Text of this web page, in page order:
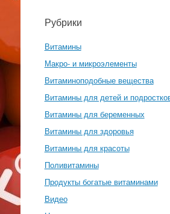
Рубрики
Витамины
Макро- и микроэлементы
Витаминоподобные вещества
Витамины для детей и
Витамины для беременных
Витамины для здоровья
Витамины для красоты
Поливитамины
Продукты богатые витаминами
Видео